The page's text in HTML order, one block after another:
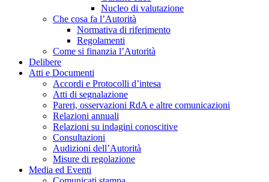
Nucleo di valutazione
Che cosa fa l’Autorità
Normativa di riferimento
Regolamenti
Come si finanzia l’Autorità
Delibere
Atti e Documenti
Accordi e Protocolli d’intesa
Atti di segnalazione
Pareri, osservazioni RdA e altre comunicazioni
Relazioni annuali
Relazioni su indagini conoscitive
Consultazioni
Audizioni dell’Autorità
Misure di regolazione
Media ed Eventi